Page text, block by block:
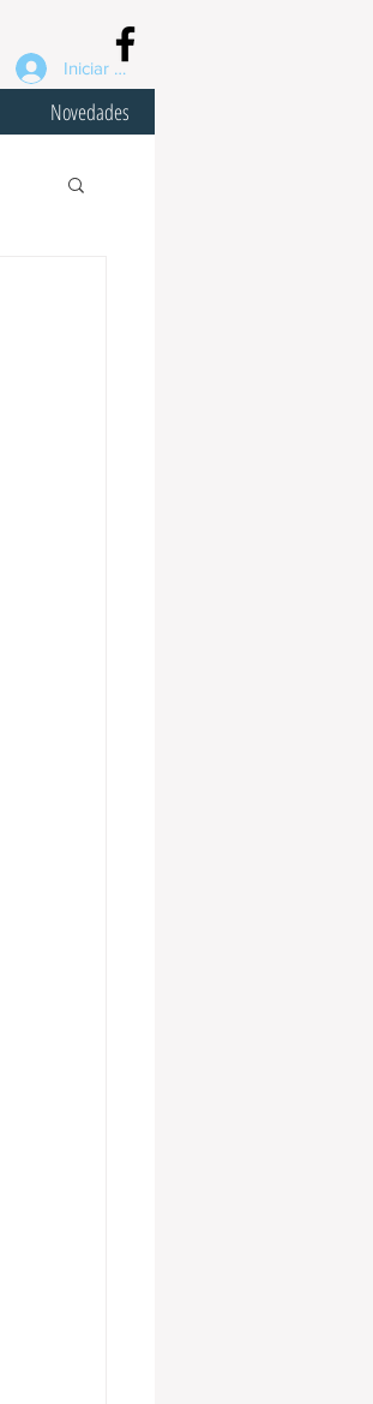
Novedades
Iniciar sesión